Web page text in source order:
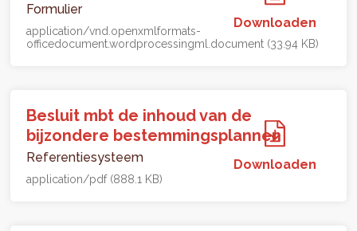
Formulier
application/vnd.openxmlformats-
officedocument.wordprocessingml.document (33.94 KB)
Downloaden
Besluit mbt de inhoud van de
bijzondere bestemmingsplannen
Referentiesysteem
application/pdf (888.1 KB)
Downloaden